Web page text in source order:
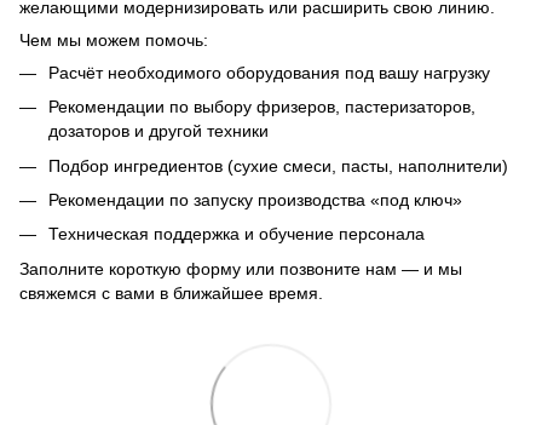
желающими модернизировать или расширить свою линию.
Чем мы можем помочь:
Расчёт необходимого оборудования под вашу нагрузку
Рекомендации по выбору фризеров, пастеризаторов,
дозаторов и другой техники
Подбор ингредиентов (сухие смеси, пасты, наполнители)
Рекомендации по запуску производства «под ключ»
Техническая поддержка и обучение персонала
Заполните короткую форму или позвоните нам — и мы
свяжемся с вами в ближайшее время.